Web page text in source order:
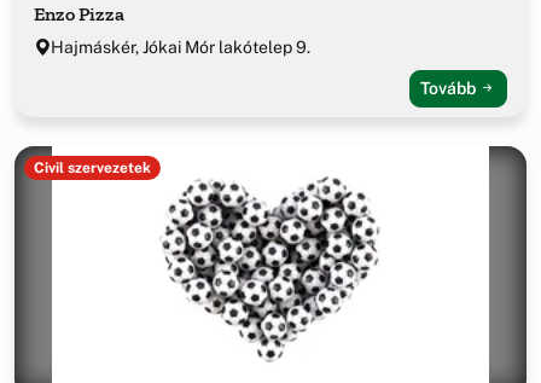
Enzo Pizza
Hajmáskér, Jókai Mór lakótelep 9.
Tovább
Civil szervezetek